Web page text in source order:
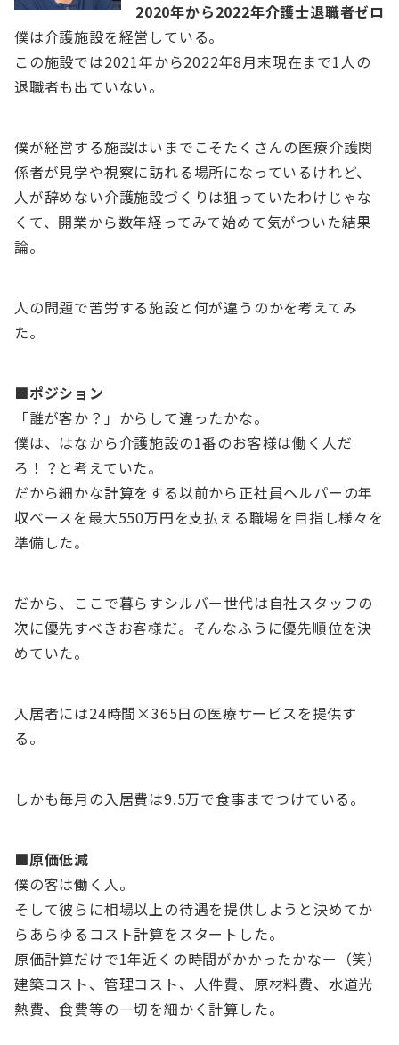
2020年から2022年介護士退職者ゼロ
僕は介護施設を経営している。
この施設では2021年から2022年8月末現在まで1人の
退職者も出ていない。
僕が経営する施設はいまでこそたくさんの医療介護関
係者が見学や視察に訪れる場所になっているけれど、
人が辞めない介護施設づくりは狙っていたわけじゃな
くて、開業から数年経ってみて始めて気がついた結果
論。
人の問題で苦労する施設と何が違うのかを考えてみ
た。
■ポジション
「誰が客か？」からして違ったかな。
僕は、はなから介護施設の1番のお客様は働く人だ
ろ！？と考えていた。
だから細かな計算をする以前から正社員ヘルパーの年
収ベースを最大550万円を支払える職場を目指し様々を
準備した。
だから、ここで暮らすシルバー世代は自社スタッフの
次に優先すべきお客様だ。そんなふうに優先順位を決
めていた。
入居者には24時間×365日の医療サービスを提供す
る。
しかも毎月の入居費は9.5万で食事までつけている。
■原価低減
僕の客は働く人。
そして彼らに相場以上の待遇を提供しようと決めてか
らあらゆるコスト計算をスタートした。
原価計算だけで1年近くの時間がかかったかなー（笑）
建築コスト、管理コスト、人件費、原材料費、水道光
熱費、食費等の一切を細かく計算した。